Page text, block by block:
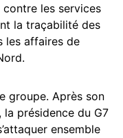
contre les services
la traçabilité des
les affaires de
groupe. Après son
présidence du G7
ensemble